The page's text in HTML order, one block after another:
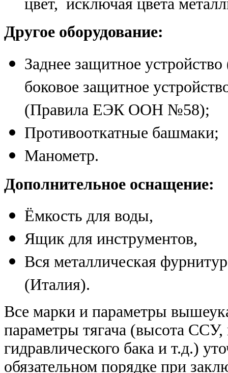
цвет, исключая цвета
Другое оборудование:
Заднее защитное
боковое защитное
(Правила ЕЭК ООН №58);
Противооткатные башмаки;
Манометр.
Дополнительное оснащение:
Ёмкость для воды,
Ящик для инструментов,
Вся металлическая
(Италия).
Все марки и параметры
параметры тягача (высота
гидравлического бака и т.д.)
обязательном порядке при